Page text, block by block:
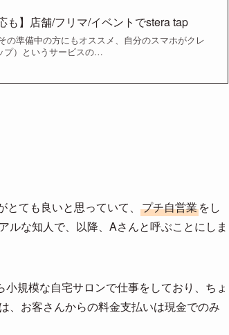
も】店舗/フリマ/イベントでstera tap
準備中の方にもオススメ、自分のスマホがクレ
プ）というサービスの…
ても良いと思っていて、 プチ自営業をし
ルな知人で、以降、Aさんと呼ぶことにしま
規模な自宅サロンで仕事をしており、ちょ
、お客さんからの料金支払いは現金でのみ